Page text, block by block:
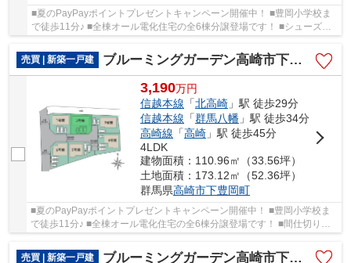
■夏のPayPayポイントプレゼントキャンペーン開催中！ ■豊岡小学校ま
で徒歩11分♪ ■全棟オール電化住宅の全6棟分譲登場です！ ■シューズイ
ンクロークやパントリー、リネン収納完備♪ ○豊...
売買 | 新築一戸建
ブルーミングガーデン高崎市下豊岡町ー②
3,190万円
信越本線 「北高崎 」駅 徒歩29分
信越本線 「群馬八幡 」駅 徒歩34分
高崎線 「高崎 」駅 徒歩45分
4LDK
建物面積：110.96㎡（33.56坪）
土地面積：173.12㎡（52.36坪）
群馬県高崎市下豊岡町
■夏のPayPayポイントプレゼントキャンペーン開催中！ ■豊岡小学校ま
で徒歩11分♪ ■全棟オール電化住宅の全6棟分譲登場です！ ■間仕切り対
売買 | 新築一戸建
ブルーミングガーデン高崎市下豊岡町ー①